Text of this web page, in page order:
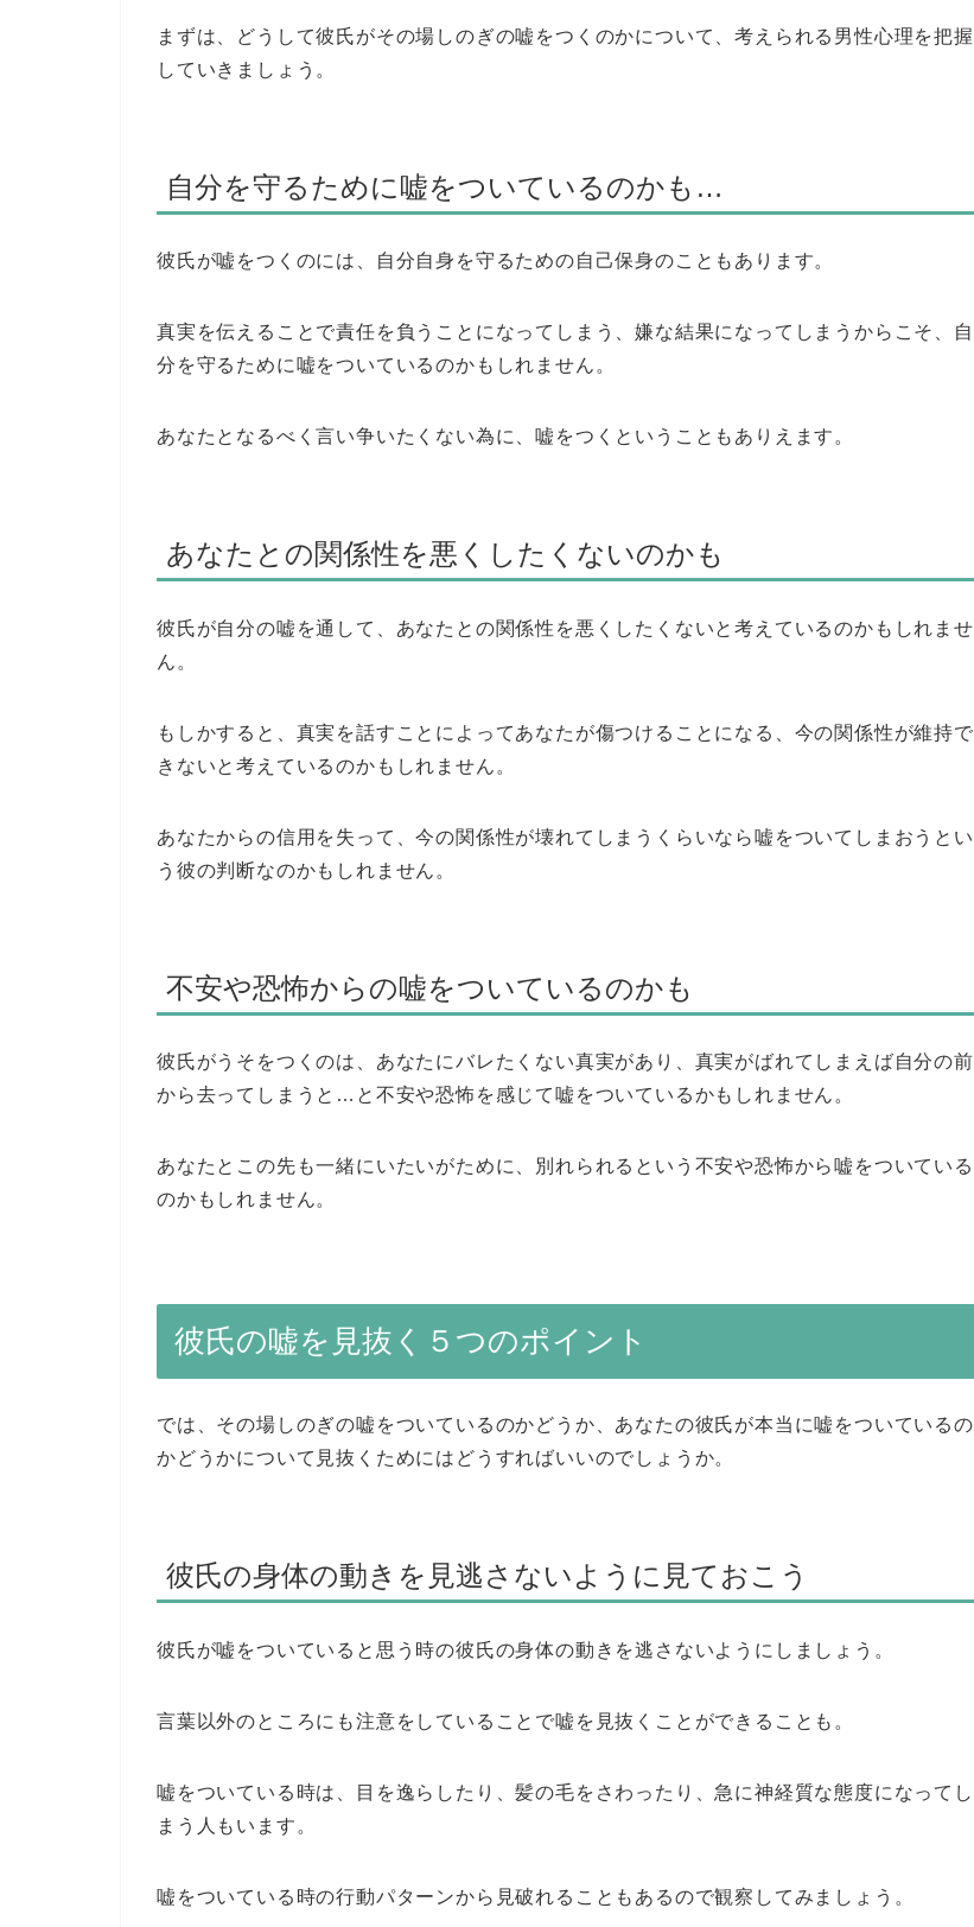
まずは、どうして彼氏がその場しのぎの嘘をつくのかについて、考えられる男性心理を把握
していきましょう。
自分を守るために嘘をついているのかも…
彼氏が嘘をつくのには、自分自身を守るための自己保身のこともあります。
真実を伝えることで責任を負うことになってしまう、嫌な結果になってしまうからこそ、自
分を守るために嘘をついているのかもしれません。
あなたとなるべく言い争いたくない為に、嘘をつくということもありえます。
あなたとの関係性を悪くしたくないのかも
彼氏が自分の嘘を通して、あなたとの関係性を悪くしたくないと考えているのかもしれませ
ん。
もしかすると、真実を話すことによってあなたが傷つけることになる、今の関係性が維持で
きないと考えているのかもしれません。
あなたからの信用を失って、今の関係性が壊れてしまうくらいなら嘘をついてしまおうとい
う彼の判断なのかもしれません。
不安や恐怖からの嘘をついているのかも
彼氏がうそをつくのは、あなたにバレたくない真実があり、真実がばれてしまえば自分の前
から去ってしまうと…と不安や恐怖を感じて嘘をついているかもしれません。
あなたとこの先も一緒にいたいがために、別れられるという不安や恐怖から嘘をついている
のかもしれません。
彼氏の嘘を見抜く５つのポイント
では、その場しのぎの嘘をついているのかどうか、あなたの彼氏が本当に嘘をついているの
かどうかについて見抜くためにはどうすればいいのでしょうか。
彼氏の身体の動きを見逃さないように見ておこう
彼氏が嘘をついていると思う時の彼氏の身体の動きを逃さないようにしましょう。
言葉以外のところにも注意をしていることで嘘を見抜くことができることも。
嘘をついている時は、目を逸らしたり、髪の毛をさわったり、急に神経質な態度になってし
まう人もいます。
嘘をついている時の行動パターンから見破れることもあるので観察してみましょう。